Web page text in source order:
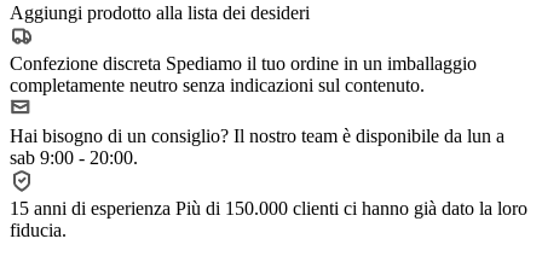
Aggiungi prodotto alla lista dei desideri
Confezione discreta Spediamo il tuo ordine in un imballaggio
completamente neutro senza indicazioni sul contenuto.
Hai bisogno di un consiglio? Il nostro team è disponibile da lun a
sab 9:00 - 20:00.
15 anni di esperienza Più di 150.000 clienti ci hanno già dato la loro
fiducia.